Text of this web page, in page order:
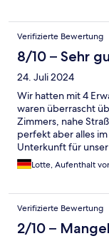
Verifizierte Bewertung
8/10 – Sehr
24. Juli 2024
Wir hatten mit 4
waren überrascht
Zimmers, nahe
perfekt aber alles
Unterkunft für
Lotte, Aufenthalt
Verifizierte Bewertung
2/10 –